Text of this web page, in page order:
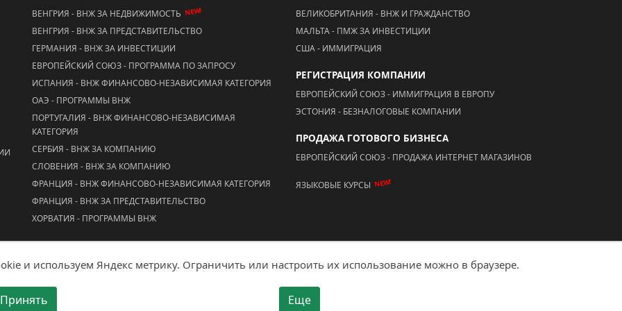
ВЕНГРИЯ - ВНЖ ЗА НЕДВИЖИМОСТЬ NEW!
ВЕНГРИЯ - ВНЖ ЗА ПРЕДСТАВИТЕЛЬСТВО
ГЕРМАНИЯ - ВНЖ ЗА ИНВЕСТИЦИИ
ЕВРОПЕЙСКИЙ СОЮЗ - ПРОГРАММА ПО ЗАПРОСУ
ИСПАНИЯ - ВНЖ ФИНАНСОВО-НЕЗАВИСИМАЯ КАТЕГОРИЯ
ОАЭ - ПРОГРАММЫ ВНЖ
ПОРТУГАЛИЯ - ВНЖ ФИНАНСОВО-НЕЗАВИСИМАЯ
КАТЕГОРИЯ
СЕРБИЯ - ВНЖ ЗА КОМПАНИЮ
СЛОВЕНИЯ - ВНЖ ЗА КОМПАНИЮ
ФРАНЦИЯ - ВНЖ ФИНАНСОВО-НЕЗАВИСИМАЯ КАТЕГОРИЯ
ФРАНЦИЯ - ВНЖ ЗА ПРЕДСТАВИТЕЛЬСТВО
ХОРВАТИЯ - ПРОГРАММЫ ВНЖ
ВЕЛИКОБРИТАНИЯ - ВНЖ И ГРАЖДАНСТВО
МАЛЬТА - ПМЖ ЗА ИНВЕСТИЦИИ
США - ИММИГРАЦИЯ
РЕГИСТРАЦИЯ КОМПАНИИ
ЕВРОПЕЙСКИЙ СОЮЗ - ИММИГРАЦИЯ В ЕВРОПУ
ЭСТОНИЯ - БЕЗНАЛОГОВЫЕ КОМПАНИИ
ПРОДАЖА ГОТОВОГО БИЗНЕСА
ЕВРОПЕЙСКИЙ СОЮЗ - ПРОДАЖА ИНТЕРНЕТ МАГАЗИНОВ
ЯЗЫКОВЫЕ КУРСЫ NEW!
Мобильная версия Создание сайта - "Ай Ти Акцент"
и используем Яндекс метрику. Ограничить или настроить их использование можно в браузере.
Принять Еще